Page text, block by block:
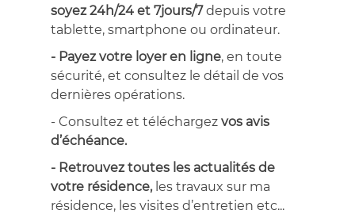
soyez 24h/24 et 7jours/7depuis votre
tablette, smartphone ou ordinateur.
- Payezvotre loyer en ligne, en toute
sécurité, et consultez le détail de vos
dernières opérations.
- Consultez et téléchargez vos avis
d’échéance.
- Retrouveztoutes les actualités de
votre résidence, les travaux sur ma
résidence, les visites d’entretien etc...